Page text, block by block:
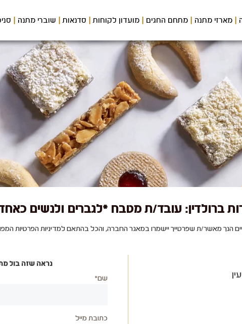
מארזי מתנה מתחם החגים מועדון לקוחות סדנאות שוברי מתנה
ברולדין: עובד/ת מטבח *לגברים ולנשים
הנך מאשר/ת שפרטייך יישמרו במאגר החברה, והכל בהתאם למדיניות הפרטיות
נראה שזה בול
שם*
כתובת מייל